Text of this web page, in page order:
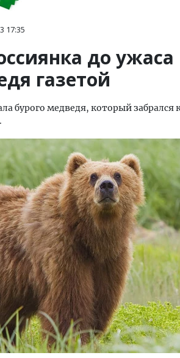
17:35
до ужаса
газетой
бурого медведя, который забрался
Смелость архитектурных
Генеральный директор